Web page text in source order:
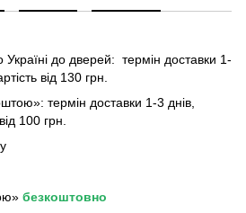
до дверей: термін доставки 1-
від 130 грн.
термін доставки 1-3 днів,
100 грн.
безкоштовно